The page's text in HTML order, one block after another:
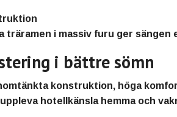
träramen i massiv furu ger sängen
i bättre sömn
konstruktion, höga
hotellkänsla hemma och